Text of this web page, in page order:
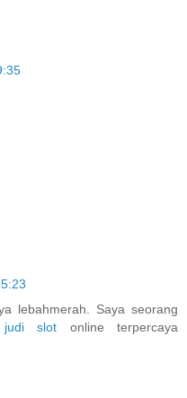
lebahmerah. Saya seorang
slot online terpercaya